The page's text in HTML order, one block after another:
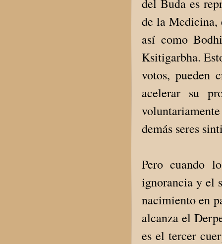
del Buda es
de la Medicina,
así como
Ksitigarbha.
votos, pueden
acelerar su
demás seres
Pero cuando
ignorancia y el
nacimiento en
alcanza el
es el tercer